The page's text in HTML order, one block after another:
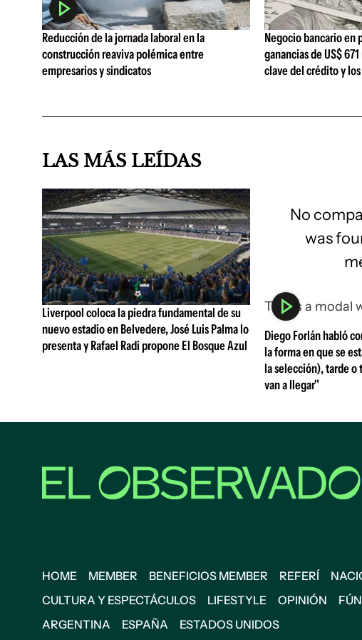
Reducción de la jornada laboral en la
construcción reaviva polémica entre
empresarios y sindicatos
Negocio bancario en
ganancias de US$
clave del crédito y
LAS MÁS LEÍDAS
Liverpool coloca la piedra fundamental de su
nuevo estadio en Belvedere, José Luis Palma lo
presenta y Rafael Radi propone El Bosque Azul
This is a modal
No
was
Diego Forlán habló
la forma en que se
la selección), tarde o
van a llegar"
HOME MEMBER BENEFICIOS MEMBER REFERÍ
CULTURA Y ESPECTÁCULOS
LIFESTYLE OPINIÓN
ARGENTINA
ESPAÑA ESTADOS UNIDOS